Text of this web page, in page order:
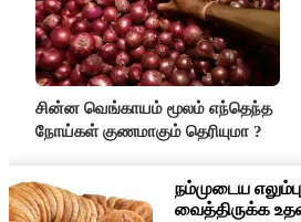
சின்ன வெங்காயம் மூலம் எந்தெந்த
நோய்கள் குணமாகும் தெரியுமா ?